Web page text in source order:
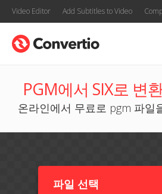
Video Editor Add Subtitles to Video
PGM에서 SIX로 변
온라인에서 무료로 pgm 파일
파일 선택